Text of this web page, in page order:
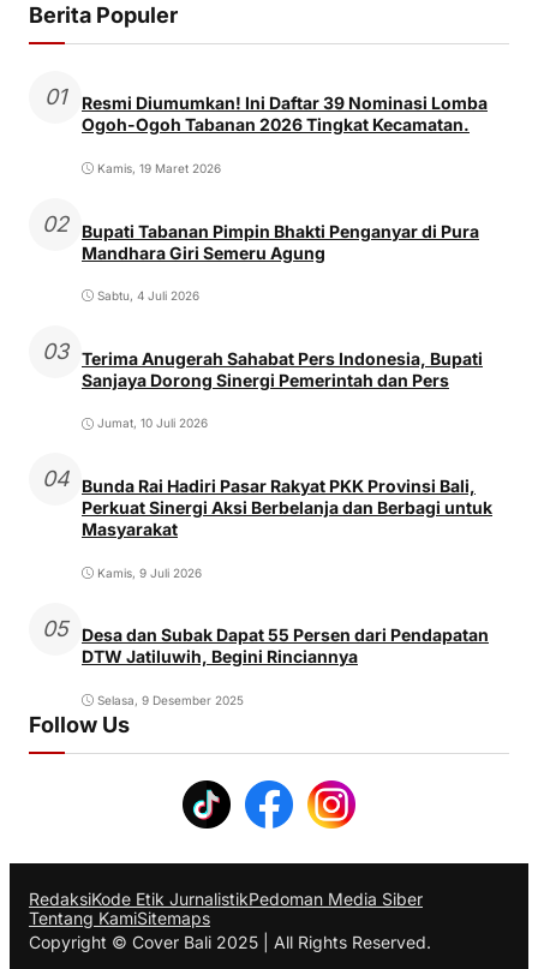
Berita Populer
01
Resmi Diumumkan! Ini Daftar 39 Nominasi Lomba
Ogoh-Ogoh Tabanan 2026 Tingkat Kecamatan.
Kamis, 19 Maret 2026
02
Bupati Tabanan Pimpin Bhakti Penganyar di Pura
Mandhara Giri Semeru Agung
Sabtu, 4 Juli 2026
03
Terima Anugerah Sahabat Pers Indonesia, Bupati
Sanjaya Dorong Sinergi Pemerintah dan Pers
Jumat, 10 Juli 2026
04
Bunda Rai Hadiri Pasar Rakyat PKK Provinsi Bali,
Perkuat Sinergi Aksi Berbelanja dan Berbagi untuk
Masyarakat
Kamis, 9 Juli 2026
05
Desa dan Subak Dapat 55 Persen dari Pendapatan
DTW Jatiluwih, Begini Rinciannya
Selasa, 9 Desember 2025
Follow Us
RedaksiKode Etik JurnalistikPedoman Media Siber
Tentang KamiSitemaps
Copyright © Cover Bali 2025 | All Rights Reserved.